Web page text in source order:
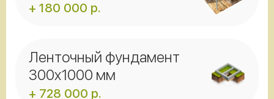
+ 180 000 р.
Ленточный фундамент
300x1000 мм
+ 728 000 р.